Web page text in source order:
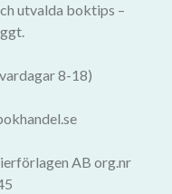
utvalda boktips –
8-18)
AB org.nr